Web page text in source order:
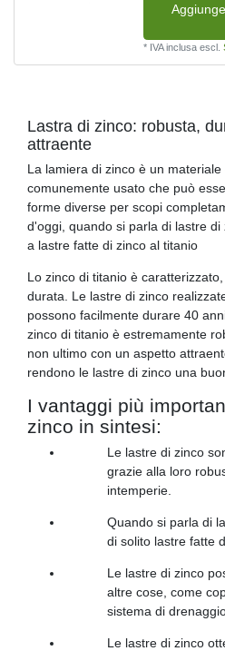
* IVA inclusa escl.
Lastra di zinco: robusta,
attraente
La lamiera di zinco è un
comunemente usato che può
forme diverse per scopi
d'oggi, quando si parla di lastre
a lastre fatte di zinco al titanio
Lo zinco di titanio è
durata. Le lastre di zinco
possono facilmente durare 40
zinco di titanio è estremamente
non ultimo con un aspetto
rendono le lastre di zinco una
I vantaggi più
zinco in sintesi:
Le lastre di zinco
grazie alla loro
intemperie.
Quando si parla di
di solito lastre fatte
Le lastre di zinco
altre cose, come
sistema di
Le lastre di zinco